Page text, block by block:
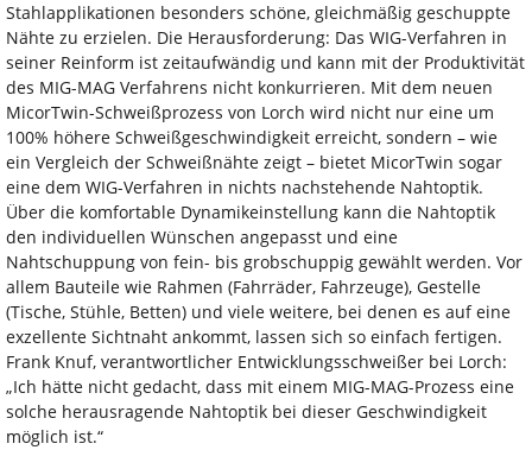
Stahlapplikationen besonders schöne, gleichmäßig geschuppte
Nähte zu erzielen. Die Herausforderung: Das WIG-Verfahren in
seiner Reinform ist zeitaufwändig und kann mit der Produktivität
des MIG-MAG Verfahrens nicht konkurrieren. Mit dem neuen
MicorTwin-Schweißprozess von Lorch wird nicht nur eine um
100% höhere Schweißgeschwindigkeit erreicht, sondern – wie
ein Vergleich der Schweißnähte zeigt – bietet MicorTwin sogar
eine dem WIG-Verfahren in nichts nachstehende Nahtoptik.
Über die komfortable Dynamikeinstellung kann die Nahtoptik
den individuellen Wünschen angepasst und eine
Nahtschuppung von fein- bis grobschuppig gewählt werden. Vor
allem Bauteile wie Rahmen (Fahrräder, Fahrzeuge), Gestelle
(Tische, Stühle, Betten) und viele weitere, bei denen es auf eine
exzellente Sichtnaht ankommt, lassen sich so einfach fertigen.
Frank Knuf, verantwortlicher Entwicklungsschweißer bei Lorch:
„Ich hätte nicht gedacht, dass mit einem MIG-MAG-Prozess eine
solche herausragende Nahtoptik bei dieser Geschwindigkeit
möglich ist.“